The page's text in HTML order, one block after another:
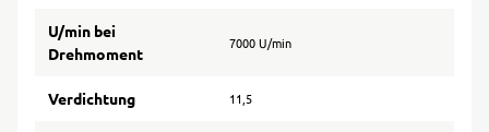
U/min bei
Drehmoment
7000 U/min
Verdichtung 11,5